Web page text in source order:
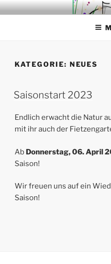
Zum
Inhalt
Weil es in Coesfeld einen Ort
KATEGORIE: NEUES
Saisonstart 2023
Endlich erwacht die Natur
mit ihr auch der
Ab Donnerstag, 06. April
Saison!
Wir freuen uns auf ein
Saison!